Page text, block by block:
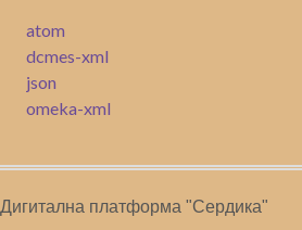
atom
dcmes-xml
json
omeka-xml
Дигитална платформа "Сердика"